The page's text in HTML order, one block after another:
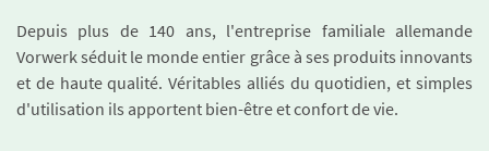
Depuis plus de 140 ans, l'entreprise familiale allemande
Vorwerk séduit le monde entier grâce à ses produits innovants
et de haute qualité. Véritables alliés du quotidien, et simples
d'utilisation ils apportent bien-être et confort de vie.